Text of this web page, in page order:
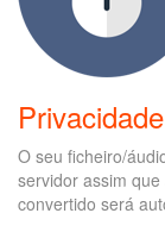
O seu ficheiro/
servidor assim
convertido será